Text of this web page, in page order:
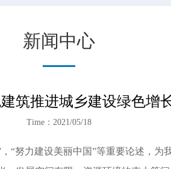
新闻中心
筑推进城乡建设绿色增
Time：2021/05/18
努力建设美丽中国”等重要论述，为